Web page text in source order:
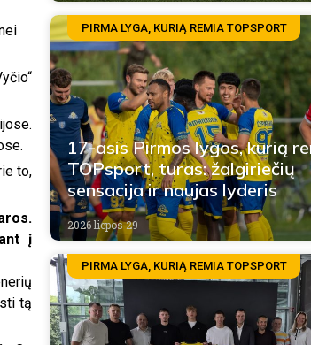
to,
į
tą
PIRMA LYGA, KURIĄ REMIA TOPSPORT
17-asis Pirmos lygos, kurią
TOPsport, turas: žalgiriečių
sensacija ir naujas lyderis
2026 liepos 29
PIRMA LYGA, KURIĄ REMIA TOPSPORT